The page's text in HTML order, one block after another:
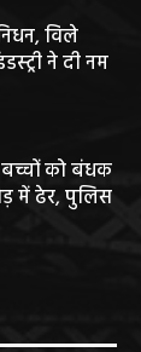
विले
ने दी नम
को बंधक
में ढेर, पुलिस